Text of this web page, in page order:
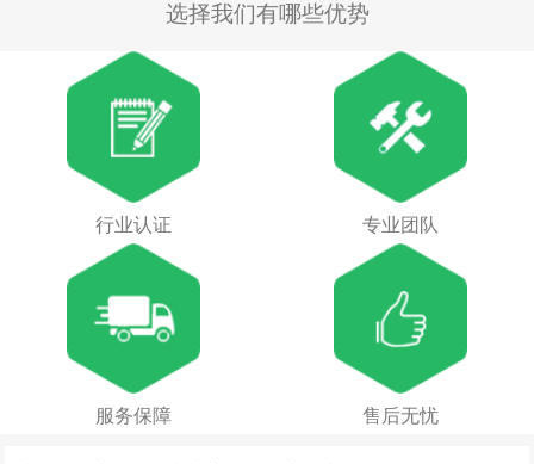
选择我们有哪些优势
行业认证 专业团队
服务保障 售后无忧